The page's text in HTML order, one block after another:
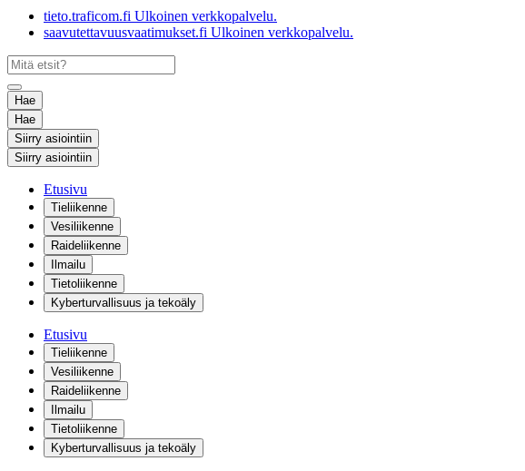
tieto.traficom.fi Ulkoinen verkkopalvelu.
saavutettavuusvaatimukset.fi Ulkoinen verkkopalvelu.
Hae
Hae
Siirry asiointiin
Siirry asiointiin
Etusivu
Tieliikenne
Vesiliikenne
Raideliikenne
Ilmailu
Tietoliikenne
Kyberturvallisuus ja tekoäly
Etusivu
Tieliikenne
Vesiliikenne
Raideliikenne
Ilmailu
Tietoliikenne
Kyberturvallisuus ja tekoäly